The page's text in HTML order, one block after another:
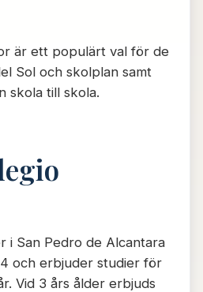
är ett populärt val för de
Sol och skolplan samt
skola till skola.
i San Pedro de Alcantara
och erbjuder studier för
Vid 3 års ålder erbjuds